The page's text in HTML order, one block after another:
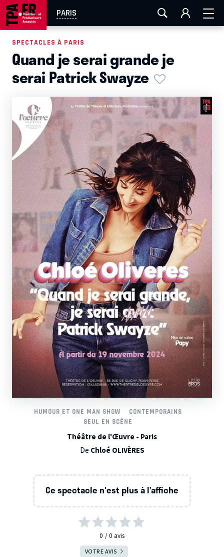
PARIS
AIX-MARSEILLE LA ROCHELLE
EN TOURNÉE
SPECTACLES À PARIS
Quand je serai grande je
serai Patrick Swayze
HUMOUR ET ONE MAN SHOW
CONTEMPORAINS
SEUL EN SCÈNE
Théâtre de l'Œuvre - Paris
De Chloé OLIVÈRES
Ce spectacle n'est plus à l’affiche
0 0 avis
VOTRE AVIS